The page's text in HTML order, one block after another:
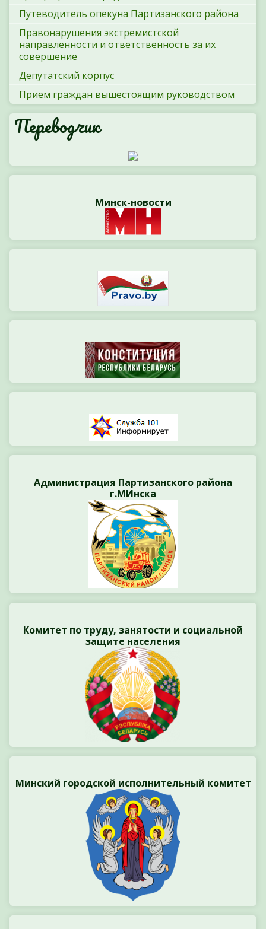
Путеводитель опекуна Партизанского района
Правонарушения экстремистской
направленности и ответственность за их
совершение
Депутатский корпус
Прием граждан вышестоящим руководством
Переводчик
Минск-новости
Администрация Партизанского района
г.МИнска
Комитет по труду, занятости и социальной
защите населения
Минский городской исполнительный комитет